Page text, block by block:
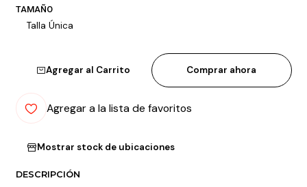
TAMAÑO
Talla Única
Agregar al Carrito Comprar ahora
Agregar a la lista de favoritos
Mostrar stock de ubicaciones
DESCRIPCIÓN